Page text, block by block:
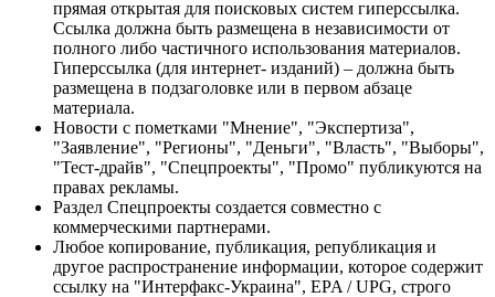
прямая открытая для поисковых систем гиперссылка.
Ссылка должна быть размещена в независимости от
полного либо частичного использования материалов.
Гиперссылка (для интернет- изданий) – должна быть
размещена в подзаголовке или в первом абзаце
материала.
Новости с пометками "Мнение", "Экспертиза",
"Заявление", "Регионы", "Деньги", "Власть", "Выборы",
"Тест-драйв", "Спецпроекты", "Промо" публикуются на
правах рекламы.
Раздел Спецпроекты создается совместно с
коммерческими партнерами.
Любое копирование, публикация, републикация и
другое распространение информации, которое содержит
ссылку на "Интерфакс-Украина", EPA / UPG, строго